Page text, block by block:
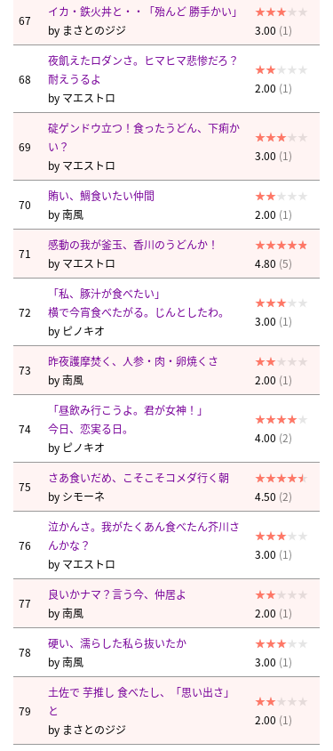
67
イカ・鉄火丼と・・「殆んど 勝手かい」
by まさとのジジ 3.00 (1)
68
夜飢えたロダンさ。ヒマヒマ悲惨だろ？
耐えうるよ
by マエストロ
2.00 (1)
69
碇ゲンドウ立つ！食ったうどん、下痢か
い？
by マエストロ
3.00 (1)
70
賄い、鯛食いたい仲間
by南風 2.00 (1)
71
感動の我が釜玉、香川のうどんか！
by マエストロ 4.80 (5)
72
「私、豚汁が食べたい」
横で今宵食べたがる。じんとしたわ。
by ピノキオ
3.00 (1)
73
昨夜護摩焚く、人参・肉・卵焼くさ
by南風 2.00 (1)
74
「昼飲み行こうよ。君が女神！」
今日、恋実る日。
by ピノキオ
4.00 (2)
75
さあ食いだめ、こそこそコメダ行く朝
by シモーネ 4.50 (2)
76
泣かんさ。我がたくあん食べたん芥川さ
んかな？
by マエストロ
3.00 (1)
77
良いかナマ？言う今、仲居よ
by南風 2.00 (1)
78
硬い、濡らした私ら抜いたか
by南風 3.00 (1)
79
土佐で 芋推し 食べたし、「思い出さ」
と
by まさとのジジ
2.00 (1)